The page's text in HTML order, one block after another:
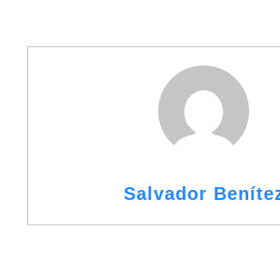
Salvador